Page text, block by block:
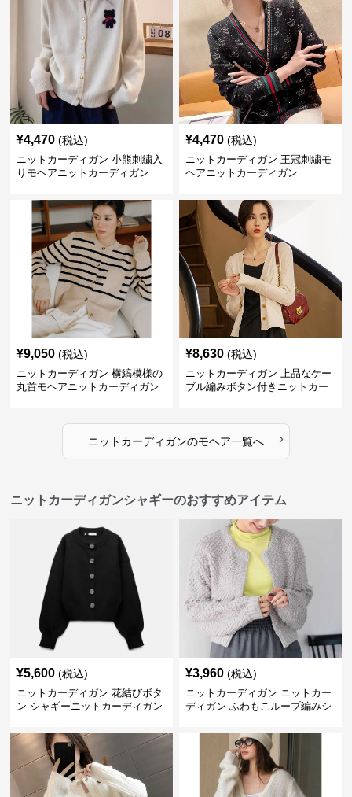
¥4,470 (税込)
ニットカーディガン 小熊刺繍入
りモヘアニットカーディガン
¥4,470 (税込)
ニットカーディガン 王冠刺繍モ
ヘアニットカーディガン
¥9,050 (税込)
ニットカーディガン 横縞模様の
丸首モヘアニットカーディガン
¥8,630 (税込)
ニットカーディガン 上品なケー
ブル編みボタン付きニットカー
ニットカーディガンのモヘア一覧へ ›
ニットカーディガンシャギーのおすすめアイテム
¥5,600 (税込)
ニットカーディガン 花結びボタ
ン シャギーニットカーディガン
¥3,960 (税込)
ニットカーディガン ニットカー
ディガン ふわもこループ編みシ